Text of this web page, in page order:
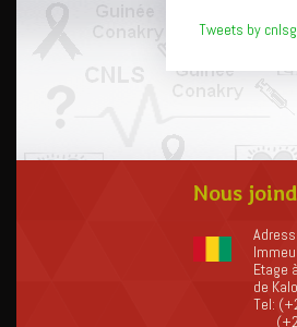
Tweets by
Nous
Etage
de
Tel: